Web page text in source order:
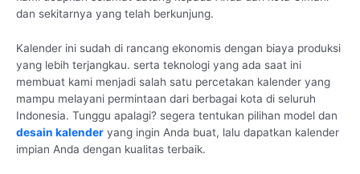
dan sekitarnya yang telah berkunjung.
Kalender ini sudah di rancang ekonomis dengan biaya produksi
yang lebih terjangkau. serta teknologi yang ada saat ini
membuat kami menjadi salah satu percetakan kalender yang
mampu melayani permintaan dari berbagai kota di seluruh
Indonesia. Tunggu apalagi? segera tentukan pilihan model dan
desain kalender yang ingin Anda buat, lalu dapatkan kalender
impian Anda dengan kualitas terbaik.